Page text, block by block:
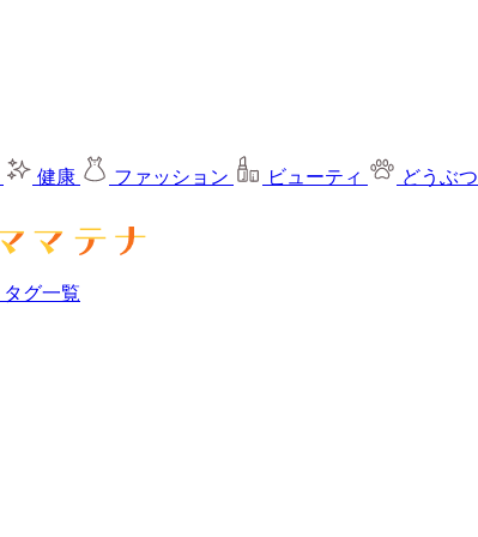
健康 ファッション ビューティ どうぶつ
タグ一覧